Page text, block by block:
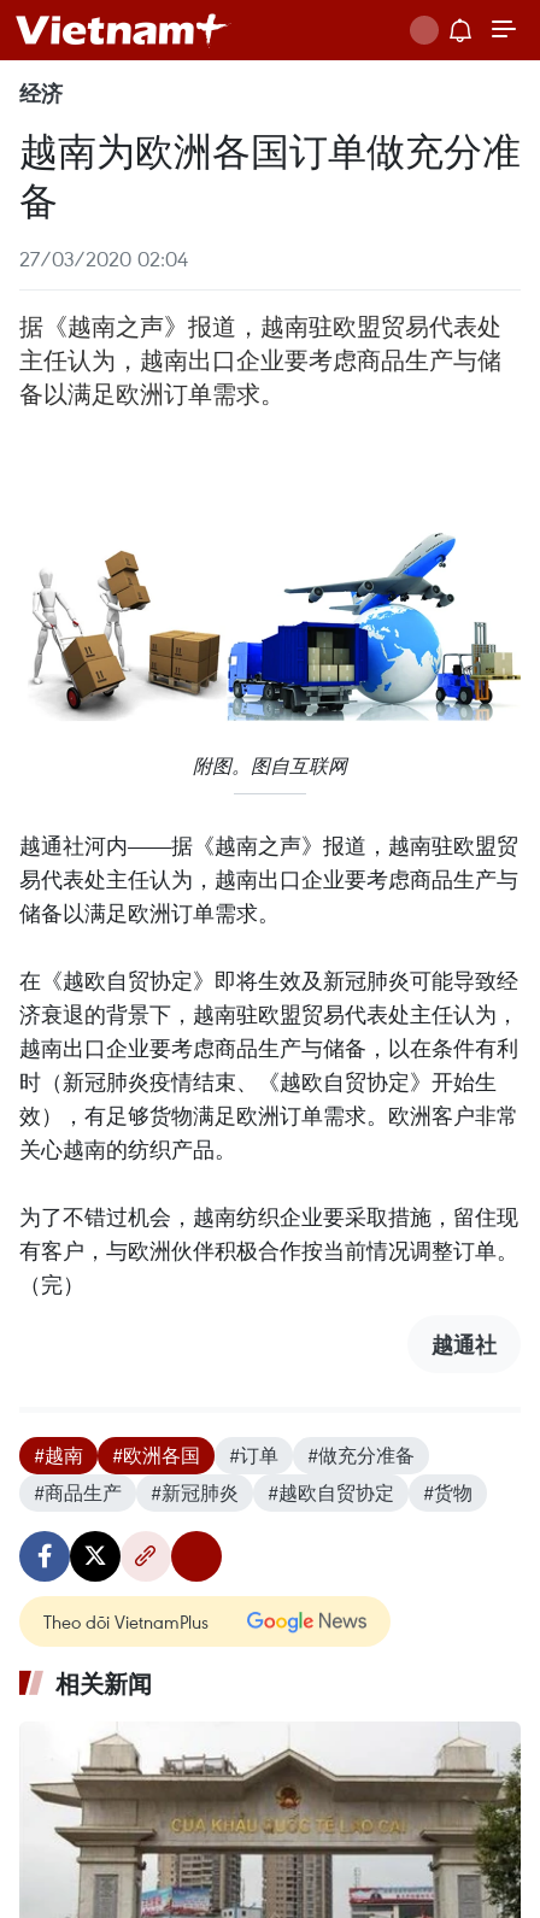
经济
越南为欧洲各国订单做充分准
备
27/03/2020 02:04
据《越南之声》报道，越南驻欧盟贸易代表处
主任认为，越南出口企业要考虑商品生产与储
备以满足欧洲订单需求。
附图。图自互联网
越通社河内——据《越南之声》报道，越南驻欧盟贸
易代表处主任认为，越南出口企业要考虑商品生产与
储备以满足欧洲订单需求。
在《越欧自贸协定》即将生效及新冠肺炎可能导致经
济衰退的背景下，越南驻欧盟贸易代表处主任认为，
越南出口企业要考虑商品生产与储备，以在条件有利
时（新冠肺炎疫情结束、《越欧自贸协定》开始生
效），有足够货物满足欧洲订单需求。欧洲客户非常
关心越南的纺织产品。
为了不错过机会，越南纺织企业要采取措施，留住现
有客户，与欧洲伙伴积极合作按当前情况调整订单。
（完）
越通社
#越南 #欧洲各国 #订单
#做充分准备
#商品生产
#新冠肺炎 #越欧自贸协定 #货物
Theo dõi VietnamPlus
相关新闻